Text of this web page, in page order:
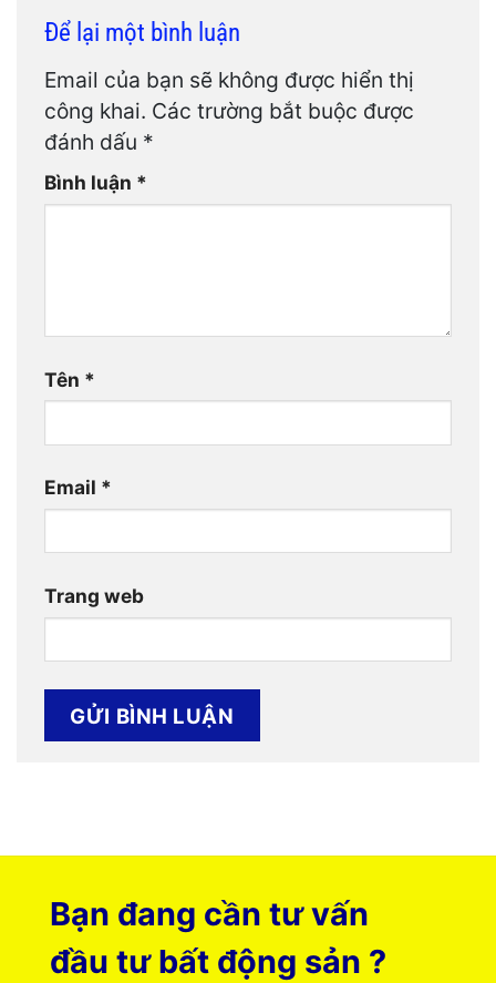
Để lại một bình luận
Email của bạn sẽ không được hiển thị
công khai. Các trường bắt buộc được
đánh dấu *
Bình luận *
Tên *
Email *
Trang web
Bạn đang cần tư vấn
đầu tư bất động sản ?